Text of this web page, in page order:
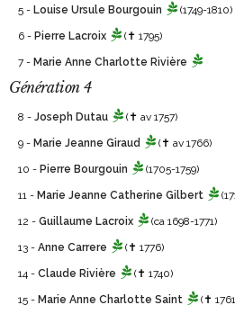
5 - Louise Ursule Bourgouin (1749-1810)
6 - Pierre Lacroix (✝ 1795)
7 - Marie Anne Charlotte Rivière
Génération 4
8 - Joseph Dutau (✝ av 1757)
9 - Marie Jeanne Giraud (✝ av 1766)
10 - Pierre Bourgouin (1705-1759)
11 - Marie Jeanne Catherine Gilbert
12 - Guillaume Lacroix (ca 1698-1771)
13 - Anne Carrere (✝ 1776)
14 - Claude Rivière (✝ 1740)
15 - Marie Anne Charlotte Saint (✝